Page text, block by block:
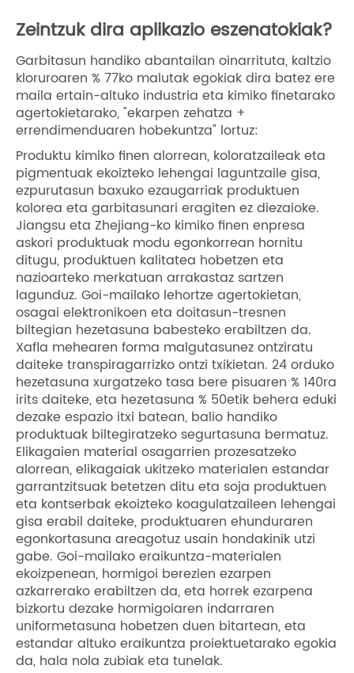
Zeintzuk dira aplikazio eszenatokiak?
Garbitasun handiko abantailan oinarrituta, kaltzio
kloruroaren % 77ko malutak egokiak dira batez ere
maila ertain-altuko industria eta kimiko finetarako
agertokietarako, "ekarpen zehatza +
errendimenduaren hobekuntza" lortuz:
Produktu kimiko finen alorrean, koloratzaileak eta
pigmentuak ekoizteko lehengai laguntzaile gisa,
ezpurutasun baxuko ezaugarriak produktuen
kolorea eta garbitasunari eragiten ez diezaioke.
Jiangsu eta Zhejiang-ko kimiko finen enpresa
askori produktuak modu egonkorrean hornitu
ditugu, produktuen kalitatea hobetzen eta
nazioarteko merkatuan arrakastaz sartzen
lagunduz. Goi-mailako lehortze agertokietan,
osagai elektronikoen eta doitasun-tresnen
biltegian hezetasuna babesteko erabiltzen da.
Xafla mehearen forma malgutasunez ontziratu
daiteke transpiragarrizko ontzi txikietan. 24 orduko
hezetasuna xurgatzeko tasa bere pisuaren % 140ra
irits daiteke, eta hezetasuna % 50etik behera eduki
dezake espazio itxi batean, balio handiko
produktuak biltegiratzeko segurtasuna bermatuz.
Elikagaien material osagarrien prozesatzeko
alorrean, elikagaiak ukitzeko materialen estandar
garrantzitsuak betetzen ditu eta soja produktuen
eta kontserbak ekoizteko koagulatzaileen lehengai
gisa erabil daiteke, produktuaren ehunduraren
egonkortasuna areagotuz usain hondakinik utzi
gabe. Goi-mailako eraikuntza-materialen
ekoizpenean, hormigoi berezien ezarpen
azkarrerako erabiltzen da, eta horrek ezarpena
bizkortu dezake hormigoiaren indarraren
uniformetasuna hobetzen duen bitartean, eta
estandar altuko eraikuntza proiektuetarako egokia
da, hala nola zubiak eta tunelak.